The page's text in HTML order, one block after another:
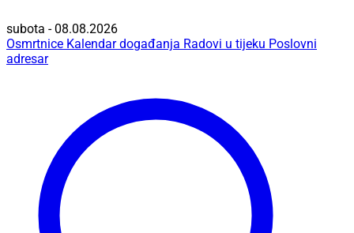
subota - 08.08.2026
Osmrtnice Kalendar događanja Radovi u tijeku Poslovni
adresar